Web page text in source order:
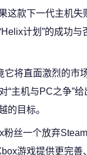
这款下一代主机
计划”的成功
将直面激烈的市
“主机与PC之争”
的目标。
丝一个放弃
游戏提供更完善